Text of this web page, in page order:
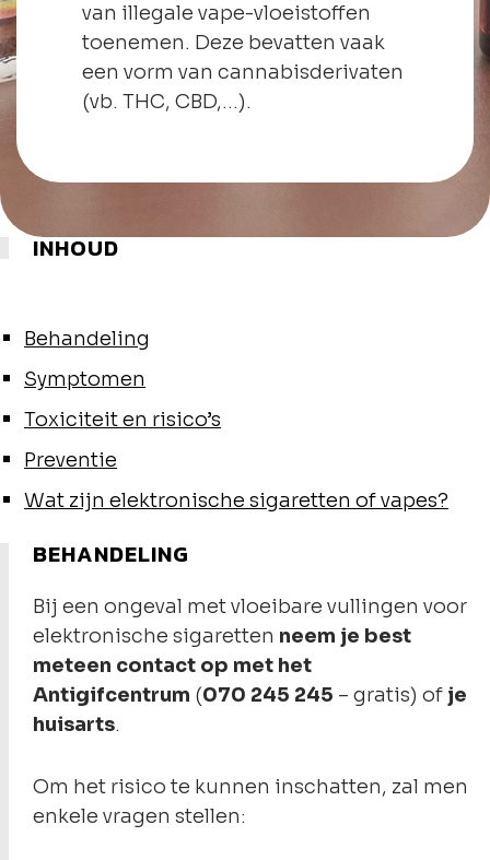
van illegale vape-vloeistoffen
toenemen. Deze bevatten vaak
een vorm van cannabisderivaten
(vb. THC, CBD,…).
INHOUD
Behandeling
Symptomen
Toxiciteit en risico’s
Preventie
Wat zijn elektronische sigaretten of vapes?
BEHANDELING
Bij een ongeval met vloeibare vullingen voor
elektronische sigaretten neem je best
meteen contact op met het
Antigifcentrum (070 245 245 – gratis) of je
huisarts.
Om het risico te kunnen inschatten, zal men
enkele vragen stellen: